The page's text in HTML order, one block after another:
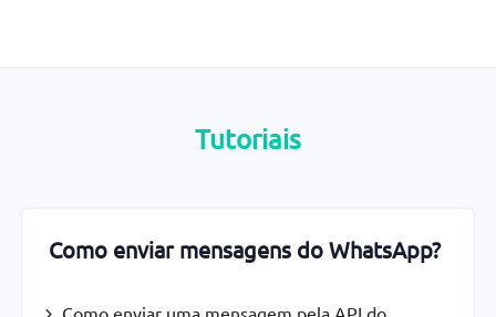
Tutoriais
Como enviar mensagens do WhatsApp?